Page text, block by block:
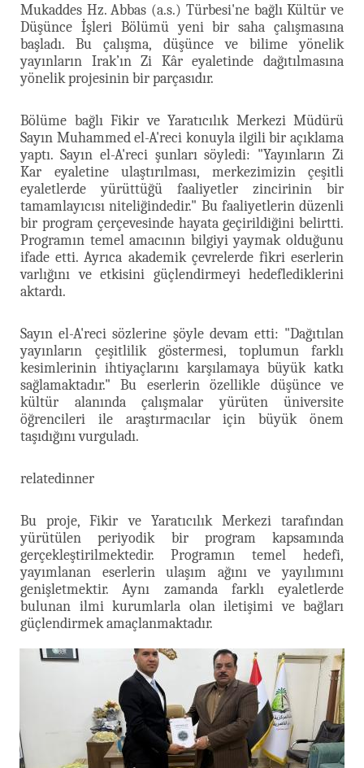
Mukaddes Hz. Abbas (a.s.) Türbesi'ne bağlı Kültür ve
Düşünce İşleri Bölümü yeni bir saha çalışmasına
başladı. Bu çalışma, düşünce ve bilime yönelik
yayınların Irak’ın Zi Kâr eyaletinde dağıtılmasına
yönelik projesinin bir parçasıdır.
Bölüme bağlı Fikir ve Yaratıcılık Merkezi Müdürü
Sayın Muhammed el-A'reci konuyla ilgili bir açıklama
yaptı. Sayın el-A'reci şunları söyledi: "Yayınların Zi
Kar eyaletine ulaştırılması, merkezimizin çeşitli
eyaletlerde yürüttüğü faaliyetler zincirinin bir
tamamlayıcısı niteliğindedir." Bu faaliyetlerin düzenli
bir program çerçevesinde hayata geçirildiğini belirtti.
Programın temel amacının bilgiyi yaymak olduğunu
ifade etti. Ayrıca akademik çevrelerde fikri eserlerin
varlığını ve etkisini güçlendirmeyi hedeflediklerini
aktardı.
Sayın el-A'reci sözlerine şöyle devam etti: "Dağıtılan
yayınların çeşitlilik göstermesi, toplumun farklı
kesimlerinin ihtiyaçlarını karşılamaya büyük katkı
sağlamaktadır." Bu eserlerin özellikle düşünce ve
kültür alanında çalışmalar yürüten üniversite
öğrencileri ile araştırmacılar için büyük önem
taşıdığını vurguladı.
relatedinner
Bu proje, Fikir ve Yaratıcılık Merkezi tarafından
yürütülen periyodik bir program kapsamında
gerçekleştirilmektedir. Programın temel hedefi,
yayımlanan eserlerin ulaşım ağını ve yayılımını
genişletmektir. Aynı zamanda farklı eyaletlerde
bulunan ilmi kurumlarla olan iletişimi ve bağları
güçlendirmek amaçlanmaktadır.